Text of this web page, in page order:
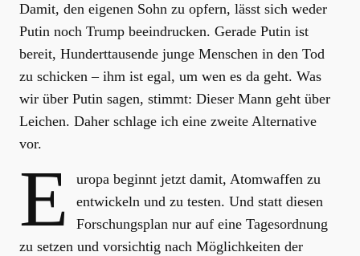
Damit, den eigenen Sohn zu opfern, lässt sich weder
Putin noch Trump beeindrucken. Gerade Putin ist
bereit, Hunderttausende junge Menschen in den Tod
zu schicken – ihm ist egal, um wen es da geht. Was
wir über Putin sagen, stimmt: Dieser Mann geht über
Leichen. Daher schlage ich eine zweite Alternative
vor.
E
uropa beginnt jetzt damit, Atomwaffen zu
entwickeln und zu testen. Und statt diesen
Forschungsplan nur auf eine Tagesordnung
zu setzen und vorsichtig nach Möglichkeiten der